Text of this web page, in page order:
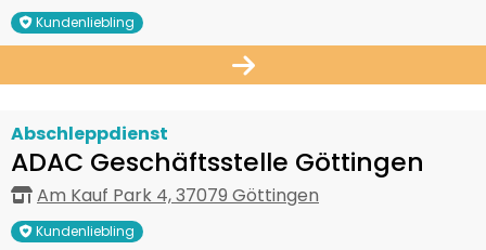
Kundenliebling
Abschleppdienst
ADAC Geschäftsstelle Göttingen
Am Kauf Park 4, 37079 Göttingen
Kundenliebling